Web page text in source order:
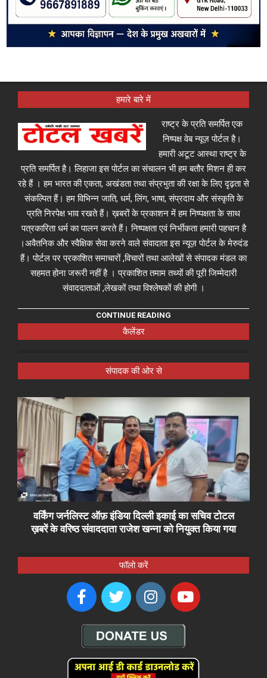
हमारे बारे में
राष्ट्र के प्रति समर्पित एक
निष्पक्ष वेब न्यूज़ पोर्टल है।
हमारी अटूट आस्था राष्ट्र के
प्रति समर्पित है। लिहाजा इस पोर्टल का संचालन भी हम बतौर मिशन ही कर
रहे हैं । हम भारत की एकता, अखंडता तथा संप्रभुता की रक्षा के लिए दृढ़ता से
संकल्पित हैं। हम विभिन्न जाति, धर्म, लिंग, भाषा, संप्रदाय और संस्कृति के
प्रति निरपेक्ष भाव रखते हैं। ख़बरों के प्रकाशन में हम निष्पक्षता के साथ
पत्रकारिता धर्म का पालन करते हैं। निष्पक्षता एवं निर्भीकता हमारी पहचान है
।अवैतनिक और स्वैक्षिक सेवा करने वाले संवादाता इस न्यूज़ पोर्टल के मेरुदंड
हैं। पोर्टल पर प्रकाशित समाचारों ,विचारों तथा आलेखों से संपादक मंडल का
सहमत होना जरूरी नहीं है । प्रकाशित तमाम तथ्यों की पूरी जिम्मेदारी
संवाददाताओं ,लेखकों तथा विश्लेषकों की होगी ।
CONTINUE READING
कैलेंडर
संपादक की ओर से
वर्किंग जर्नलिस्ट ऑफ़ इंडिया दिल्ली इकाई का सचिव टोटल
ख़बरें के वरिष्ठ संवाददाता राजेश खन्ना को नियुक्त किया गया
फॉलो करें